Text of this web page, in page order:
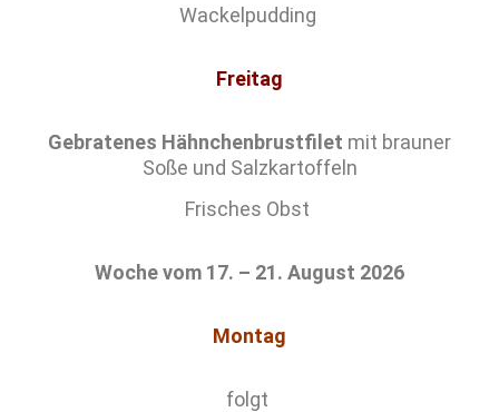
Wackelpudding
Freitag
Gebratenes Hähnchenbrustfilet mit brauner
Soße und Salzkartoffeln
Frisches Obst
Woche vom 17. – 21. August 2026
Montag
folgt